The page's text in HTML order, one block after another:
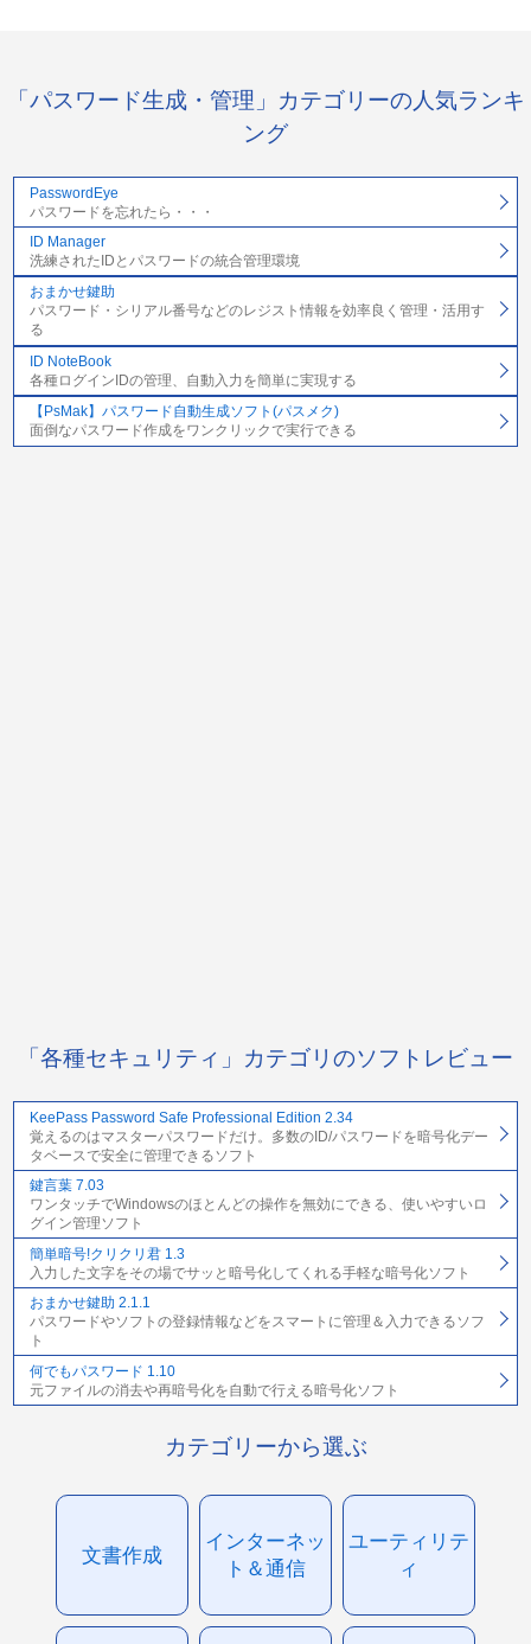
「パスワード生成・管理」カテゴリーの人気ランキ
ング
PasswordEye
パスワードを忘れたら・・・
ID Manager
洗練されたIDとパスワードの統合管理環境
おまかせ鍵助
パスワード・シリアル番号などのレジスト情報を効率良く管理・活用す
る
ID NoteBook
各種ログインIDの管理、自動入力を簡単に実現する
【PsMak】パスワード自動生成ソフト(パスメク)
面倒なパスワード作成をワンクリックで実行できる
「各種セキュリティ」カテゴリのソフトレビュー
KeePass Password Safe Professional Edition 2.34
覚えるのはマスターパスワードだけ。多数のID/パスワードを暗号化デー
タベースで安全に管理できるソフト
鍵言葉 7.03
ワンタッチでWindowsのほとんどの操作を無効にできる、使いやすいロ
グイン管理ソフト
簡単暗号!クリクリ君 1.3
入力した文字をその場でサッと暗号化してくれる手軽な暗号化ソフト
おまかせ鍵助 2.1.1
パスワードやソフトの登録情報などをスマートに管理＆入力できるソフ
ト
何でもパスワード 1.10
元ファイルの消去や再暗号化を自動で行える暗号化ソフト
カテゴリーから選ぶ
文書作成
インターネッ
ト＆通信
ユーティリテ
ィ